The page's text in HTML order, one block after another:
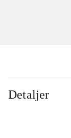
Detaljer